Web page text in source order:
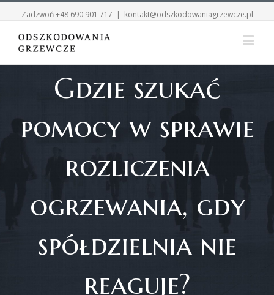
Zadzwoń+48 690 901 717 | kontakt@odszkodowaniagrzewcze.pl
Gdzie szukać
pomocy w sprawie
rozliczenia
ogrzewania, gdy
spółdzielnia nie
reaguje?